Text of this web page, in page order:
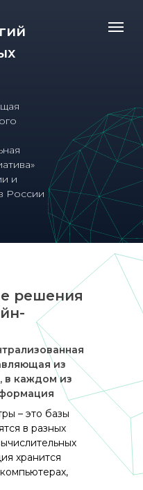
и
России
решения
– это базы
в разных
хранится
из
в каждом из